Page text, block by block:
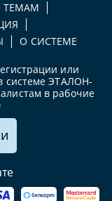
ТЕМАМ
О СИСТЕМЕ
или
системе ЭТАЛОН-
в рабочие